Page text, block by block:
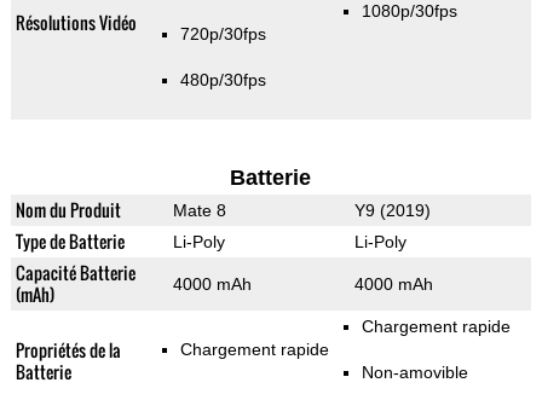
Résolutions Vidéo 720p/30fps
480p/30fps
1080p/30fps
Batterie
Nom du Produit Mate 8 Y9 (2019)
Type de Batterie Li-Poly Li-Poly
Capacité Batterie
(mAh)
4000 mAh 4000 mAh
Propriétés de la
Batterie
Chargement rapide
Chargement rapide
Non-amovible